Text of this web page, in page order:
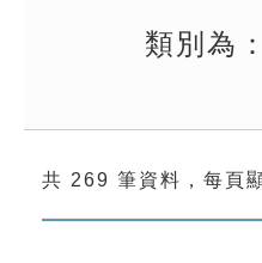
成語故事
索引選單
類別為
共 269 筆資料，每頁